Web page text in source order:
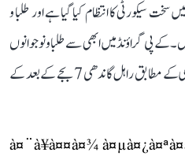
سیکورٹی کا انتظام کیا گیا ہے اور طلبا و
کے پی گراؤنڈ میں ابھی سے طلبا و نوجوانوں
کی بھیڑ جمع ہونے لگی ہے۔ دی گئی جانکاری کے مطابق راہل گاندھی 7 بجے کے بعد کے
à¤¨à¥à¤¤à¤¾